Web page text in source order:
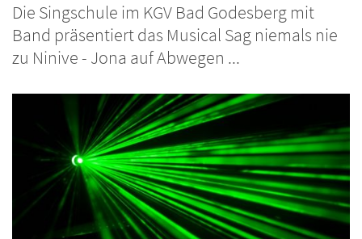
Die Singschule im KGV Bad Godesberg mit
Band präsentiert das Musical Sag niemals nie
zu Ninive - Jona auf Abwegen ...